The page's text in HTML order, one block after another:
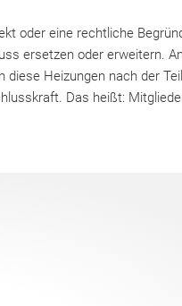
oder eine rechtliche
ersetzen oder erweitern.
diese Heizungen nach der
Das heißt: